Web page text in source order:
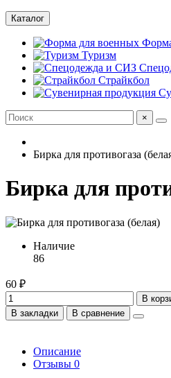
Каталог
Туризм
Страйкбол
×
Бирка для противогаза
Бирка для
Наличие
86
60 ₽
В
В закладки
В сравнение
Описание
Отзывы 0